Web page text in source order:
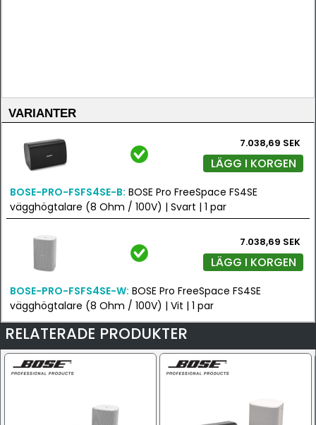
VARIANTER
7.038,69 SEK
LÄGG I KORGEN
BOSE-PRO-FSFS4SE-B: BOSE Pro FreeSpace FS4SE
vägghögtalare (8 Ohm / 100V) | Svart | 1 par
7.038,69 SEK
LÄGG I KORGEN
BOSE-PRO-FSFS4SE-W: BOSE Pro FreeSpace FS4SE
vägghögtalare (8 Ohm / 100V) | Vit | 1 par
RELATERADE PRODUKTER